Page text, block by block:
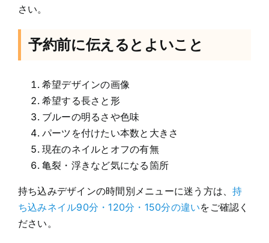
さい。
予約前に伝えるとよいこと
希望デザインの画像
希望する長さと形
ブルーの明るさや色味
パーツを付けたい本数と大きさ
現在のネイルとオフの有無
亀裂・浮きなど気になる箇所
持ち込みデザインの時間別メニューに迷う方は、持
ち込みネイル90分・120分・150分の違いをご確認く
ださい。